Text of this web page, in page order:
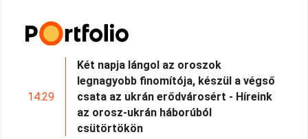
14:29
Két napja lángol az oroszok
legnagyobb finomítója, készül a végső
csata az ukrán erődvárosért - Híreink
az orosz-ukrán háborúból
csütörtökön